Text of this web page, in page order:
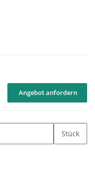
Angebot anfordern
Stück